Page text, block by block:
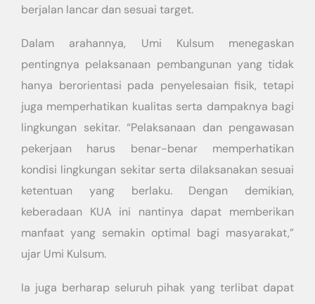
berjalan lancar dan sesuai target.
Dalam arahannya, Umi Kulsum menegaskan
pentingnya pelaksanaan pembangunan yang tidak
hanya berorientasi pada penyelesaian fisik, tetapi
juga memperhatikan kualitas serta dampaknya bagi
lingkungan sekitar. “Pelaksanaan dan pengawasan
pekerjaan harus benar-benar memperhatikan
kondisi lingkungan sekitar serta dilaksanakan sesuai
ketentuan yang berlaku. Dengan demikian,
keberadaan KUA ini nantinya dapat memberikan
manfaat yang semakin optimal bagi masyarakat,”
ujar Umi Kulsum.
Ia juga berharap seluruh pihak yang terlibat dapat